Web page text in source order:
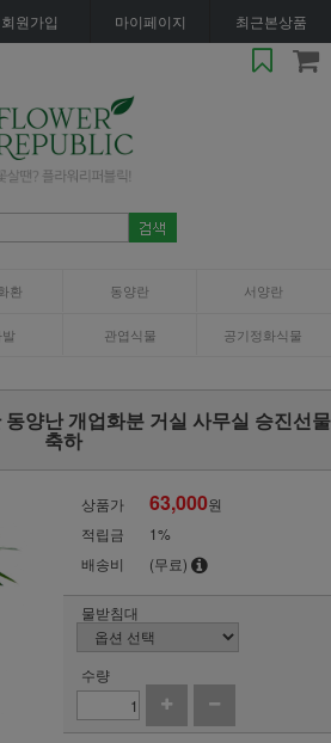
회원가입 마이페이지 최근본상품
환 동양란 서양란
관엽식물 공기정화식물
양난 개업화분 거실 사무실 승진선물
축하
상품가 63,000원
적립금
1%
배송비
(무료)
물받침대
수량